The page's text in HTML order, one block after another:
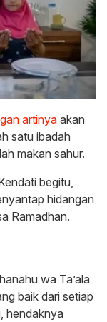
artinya akan
satu ibadah
makan sahur.
begitu,
hidangan
Ramadhan.
wa Ta’ala
baik dari setiap
hendaknya